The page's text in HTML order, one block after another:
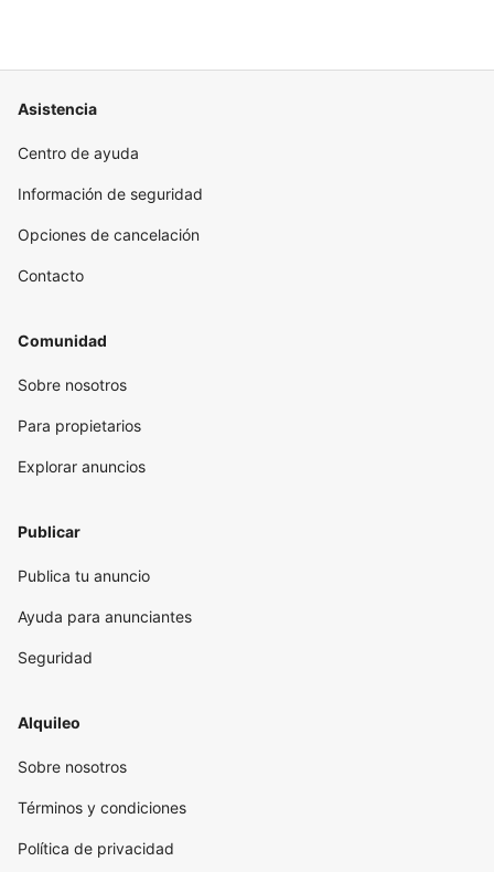
Asistencia
Centro de ayuda
Información de seguridad
Opciones de cancelación
Contacto
Comunidad
Sobre nosotros
Para propietarios
Explorar anuncios
Publicar
Publica tu anuncio
Ayuda para anunciantes
Seguridad
Alquileo
Sobre nosotros
Términos y condiciones
Política de privacidad